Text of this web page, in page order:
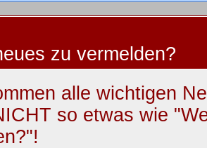
zu vermelden?
alle wichtigen
so etwas wie